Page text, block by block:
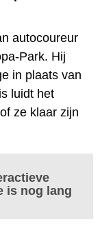
autocoureur
Park. Hij
in plaats van
luidt het
ze klaar zijn
is nog lang